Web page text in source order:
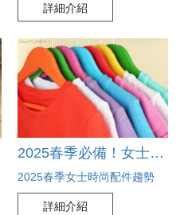
詳細介紹
2025春季必備！女士時尚配件趨勢大公開，打造完美春日造型
2025春季女士時尚配件趨勢
詳細介紹